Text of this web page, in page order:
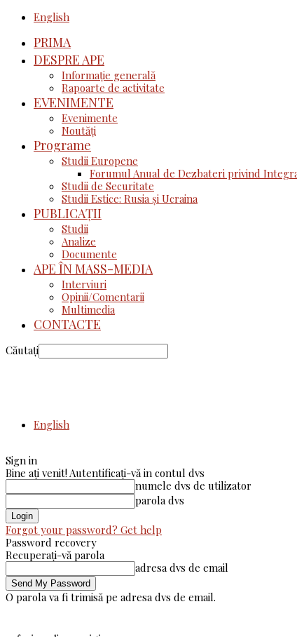
English
PRIMA
DESPRE APE
Informație generală
Rapoarte de activitate
EVENIMENTE
Evenimente
Noutăţi
Programe
Studii Europene
Forumul Anual de Dezbateri privind
Studii de Securitate
Studii Estice: Rusia și Ucraina
PUBLICAȚII
Studii
Analize
Documente
APE ÎN MASS-MEDIA
Interviuri
Opinii/Comentarii
Multimedia
CONTACTE
Căutați
English
Sign in
Bine ați venit! Autentificați-vă in contul dvs
numele dvs de utilizator
parola dvs
Forgot your password? Get help
Password recovery
Recuperați-vă parola
adresa dvs de email
O parola va fi trimisă pe adresa dvs de email.